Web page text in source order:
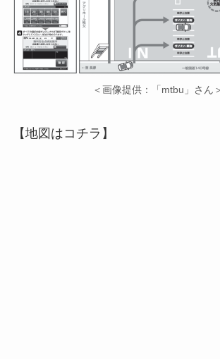
＜画像提供：「mtbu」さん
【地図はコチラ】